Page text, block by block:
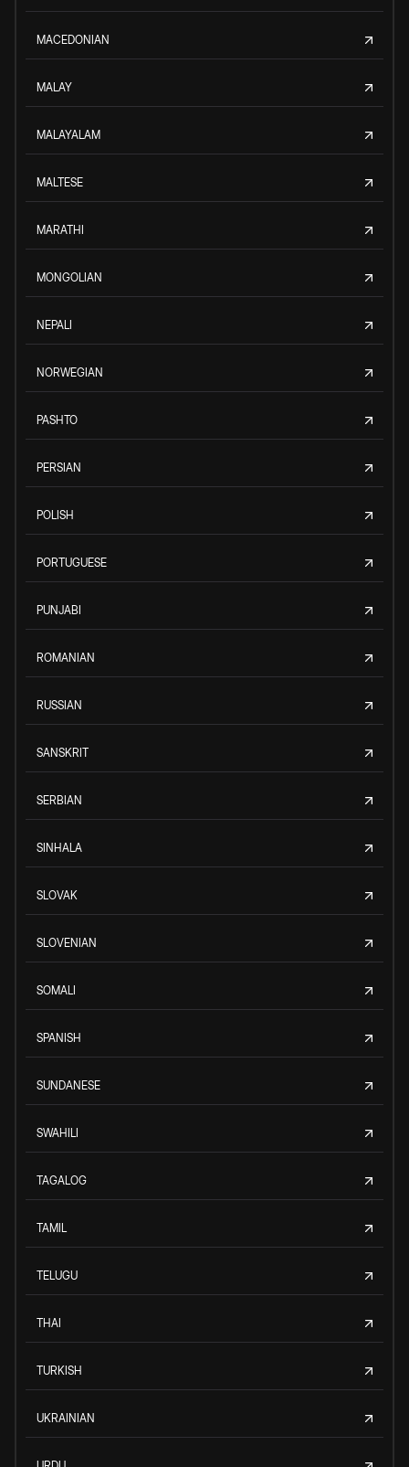
MACEDONIAN
MALAY
MALAYALAM
MALTESE
MARATHI
MONGOLIAN
NEPALI
NORWEGIAN
PASHTO
PERSIAN
POLISH
PORTUGUESE
PUNJABI
ROMANIAN
RUSSIAN
SANSKRIT
SERBIAN
SINHALA
SLOVAK
SLOVENIAN
SOMALI
SPANISH
SUNDANESE
SWAHILI
TAGALOG
TAMIL
TELUGU
THAI
TURKISH
UKRAINIAN